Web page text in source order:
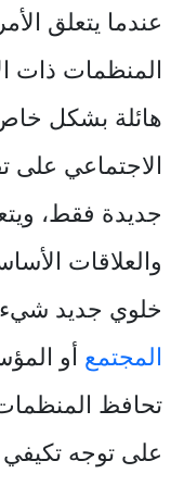
عندما يتعلق الأمر
المنظمات ذات
هائلة بشكل خاص،
الاجتماعي على
جديدة فقط،
والعلاقات
خلوي جديد شيء
المجتمع أو
تحافظ
على توجه تكيفي